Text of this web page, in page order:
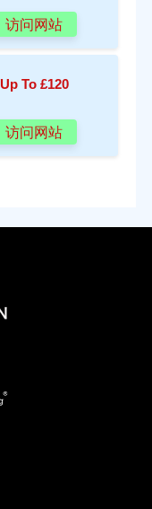
访问网站
Up To £120
访问网站